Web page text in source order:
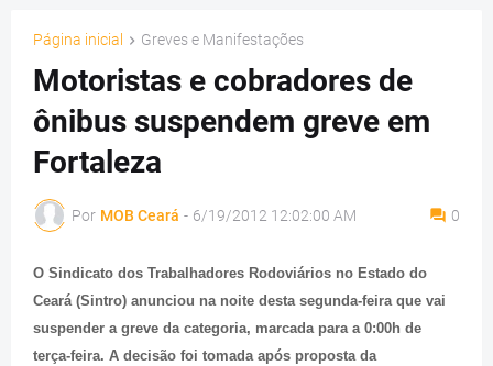
Página inicial Greves e Manifestações
Motoristas e cobradores de
ônibus suspendem greve em
Fortaleza
Por MOB Ceará - 6/19/2012 12:02:00 AM 0
O Sindicato dos Trabalhadores Rodoviários no Estado do
Ceará (Sintro) anunciou na noite desta segunda-feira que vai
suspender a greve da categoria, marcada para a 0:00h de
terça-feira. A decisão foi tomada após proposta da